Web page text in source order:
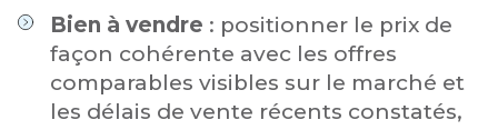
Bien à vendre : positionner le prix de
façon cohérente avec les offres
comparables visibles sur le marché et
les délais de vente récents constatés,